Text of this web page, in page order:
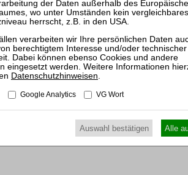
Datenschutzhinweisen
Google Analytics VG Wort
Auswahl bestätigen Alle